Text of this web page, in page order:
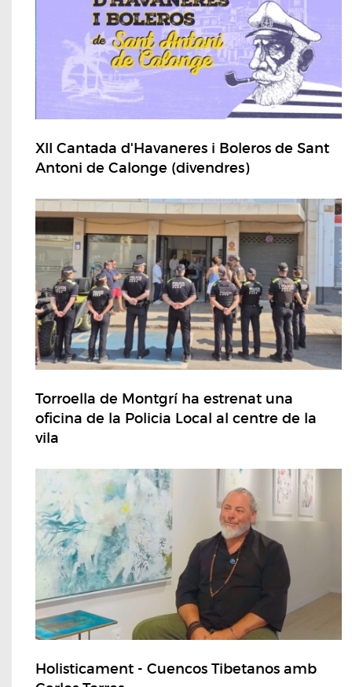
XII Cantada d'Havaneres i Boleros de Sant
Antoni de Calonge (divendres)
Torroella de Montgrí ha estrenat una
oficina de la Policia Local al centre de la
vila
Holisticament - Cuencos Tibetanos amb